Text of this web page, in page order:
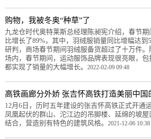
购物，我被冬奥“种草”了
九龙仓时代奥特莱斯总经理陈昶宪介绍，春节
比增长了89%，其中，羽绒服销量同比增幅达到
研判，商场春节期间羽绒服备货超过了十万件
场内，春节期间，运动服饰品牌表现很亮眼，
都实现了销量的大幅增长。 2022-02-09 09:48
高铁画廊分外娇 张吉怀高铁打造美丽中国
12月6日，历时五年建设的张吉怀高铁正式开通
凤凰起伏的群山、沱江边的吊脚楼、延绵的坡
结合，营造别有特色的建筑风格。 2021-12-06 10:38